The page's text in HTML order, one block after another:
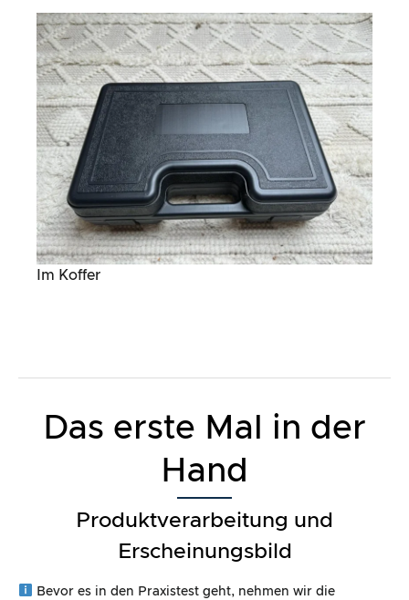
Im Koffer
Das erste Mal in der
Hand
Produktverarbeitung und
Erscheinungsbild
Bevor es in den Praxistest geht, nehmen wir die